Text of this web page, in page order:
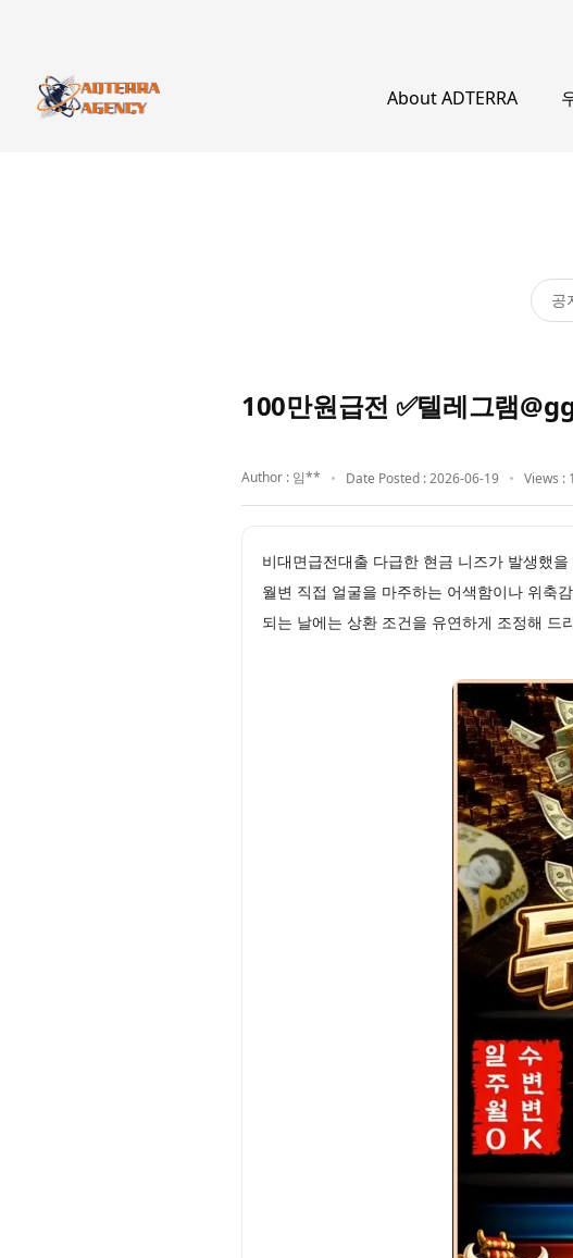
About ADTERRA
공
100만원급전 ✅텔레그램
Author : 임** Date Posted : 2026-06-19 Views :
비대면급전대출 다급한 현금 니즈가 발생했
월변 직접 얼굴을 마주하는 어색함이나 위축
되는 날에는 상환 조건을 유연하게 조정해